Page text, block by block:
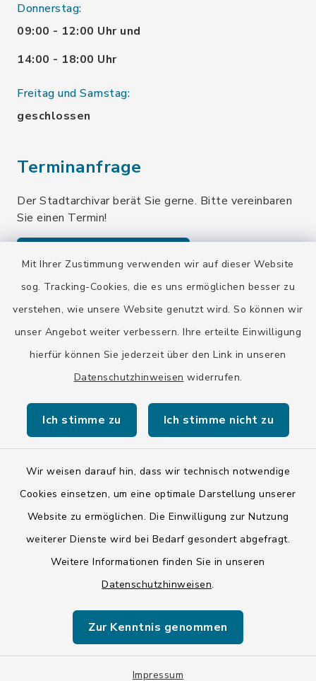
Mit Ihrer Zustimmung verwenden wir auf dieser Website
sog. Tracking-Cookies, die es uns ermöglichen besser zu
verstehen, wie unsere Website genutzt wird. So können wir
unser Angebot weiter verbessern. Ihre erteilte Einwilligung
hierfür können Sie jederzeit über den Link in unseren
Datenschutzhinweisen widerrufen.
Ich stimme zu Ich stimme nicht zu
Wir weisen darauf hin, dass wir technisch notwendige
Cookies einsetzen, um eine optimale Darstellung unserer
Website zu ermöglichen. Die Einwilligung zur Nutzung
weiterer Dienste wird bei Bedarf gesondert abgefragt.
Weitere Informationen finden Sie in unseren
Datenschutzhinweisen.
Zur Kenntnis genommen
Impressum
Donnerstag:
09:00 - 12:00 Uhr und
14:00 - 18:00 Uhr
Freitag und Samstag:
geschlossen
Terminanfrage
Der Stadtarchivar berät Sie gerne. Bitte vereinbaren
Sie einen Termin!
Quicklinks
Stadt Wolfratshausen
Kontakt
Barrierefreiheit
Impressum
Sitemap
Cookie-Einstellungen